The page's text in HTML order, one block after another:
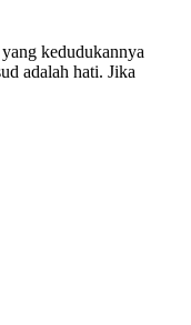
kedudukannya
adalah hati. Jika